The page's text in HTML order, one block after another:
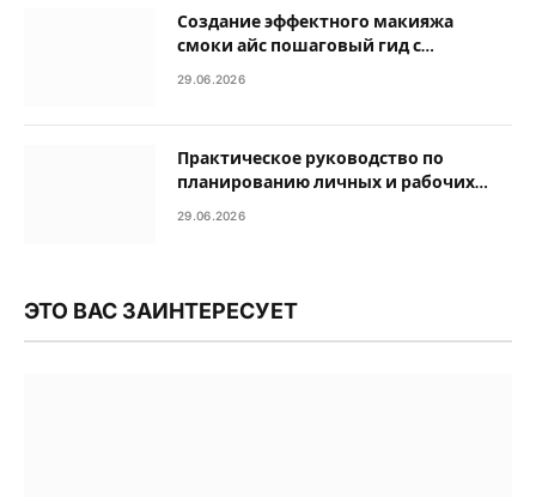
Создание эффектного макияжа
смоки айс пошаговый гид с
подбором средств
29.06.2026
Практическое руководство по
планированию личных и рабочих
задач на 12 месяцев
29.06.2026
ЭТО ВАС ЗАИНТЕРЕСУЕТ